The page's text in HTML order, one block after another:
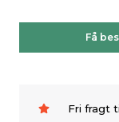
Få
Fri fragt